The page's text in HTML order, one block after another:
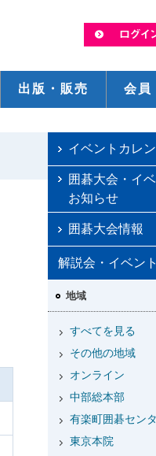
出版・販売 会員
イベントカレ
囲碁大会・イ
お知らせ
囲碁大会情報
解説会・イベント
地域
すべてを見る
その他の地域
オンライン
中部総本部
有楽町囲碁セン
東京本院